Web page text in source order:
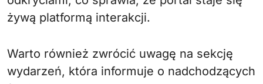
żywą platformą interakcji.
Warto również zwrócić uwagę na sekcję
wydarzeń, która informuje o nadchodzących